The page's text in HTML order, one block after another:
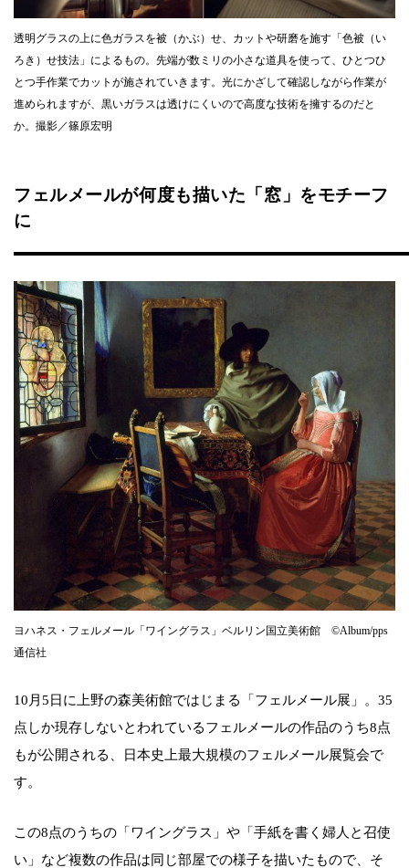
透明グラスの上に色ガラスを被（かぶ）せ、カットや研磨を施す「色被（い
ろき）せ技法」によるもの。先端が数ミリの小さな道具を使って、ひとつひ
とつ手作業でカットが施されていきます。光にかざして確認しながら作業が
進められますが、黒いガラスは透けにくいので高度な技術を擁するのだと
か。撮影／篠原宏明
フェルメールが何度も描いた「窓」をモチーフ
に
ヨハネス・フェルメール「ワイングラス」ベルリン国立美術館 ©️Album/pps
通信社
10月5日に上野の森美術館ではじまる「フェルメール展」。35
点しか現存しないとわれているフェルメールの作品のうち8点
もが公開される、日本史上最大規模のフェルメール展覧会で
す。
この8点のうちの「ワイングラス」や「手紙を書く婦人と召使
い」など複数の作品は同じ部屋での様子を描いたもので、そ